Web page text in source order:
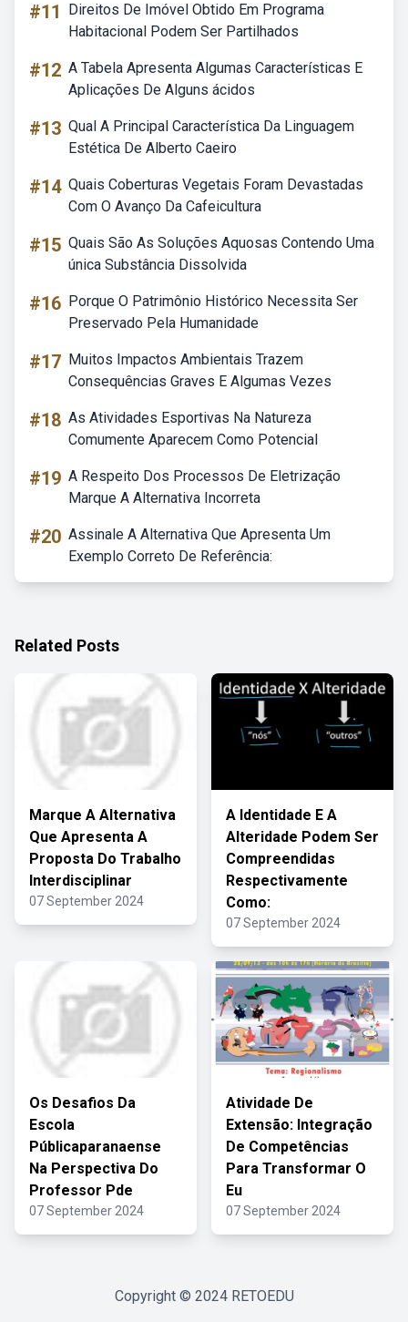
#11
Direitos De Imóvel Obtido Em Programa
Habitacional Podem Ser Partilhados
#12 A Tabela Apresenta Algumas Características E
Aplicações De Alguns ácidos
#13 Qual A Principal Característica Da Linguagem
Estética De Alberto Caeiro
#14 Quais Coberturas Vegetais Foram Devastadas
Com O Avanço Da Cafeicultura
#15 Quais São As Soluções Aquosas Contendo Uma
única Substância Dissolvida
#16 Porque O Patrimônio Histórico Necessita Ser
Preservado Pela Humanidade
#17 Muitos Impactos Ambientais Trazem
Consequências Graves E Algumas Vezes
#18 As Atividades Esportivas Na Natureza
Comumente Aparecem Como Potencial
#19 A Respeito Dos Processos De Eletrização
Marque A Alternativa Incorreta
#20 Assinale A Alternativa Que Apresenta Um
Exemplo Correto De Referência:
Related Posts
Marque A Alternativa
Que Apresenta A
Proposta Do Trabalho
Interdisciplinar
07 September 2024
A Identidade E A
Alteridade Podem Ser
Compreendidas
Respectivamente
Como:
07 September 2024
Os Desafios Da
Escola
Públicaparanaense
Na Perspectiva Do
Professor Pde
07 September 2024
Atividade De
Extensão: Integração
De Competências
Para Transformar O
Eu
07 September 2024
Copyright © 2024 RETOEDU